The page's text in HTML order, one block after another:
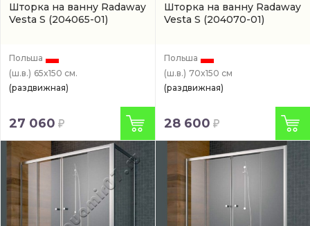
Шторка на ванну Radaway
Vesta S (204065-01)
Польша
(ш.в.) 65x150 см.
(раздвижная)
27 060
Шторка на ванну Radaway
Vesta S (204070-01)
Польша
(ш.в.) 70x150 см
(раздвижная)
28 600